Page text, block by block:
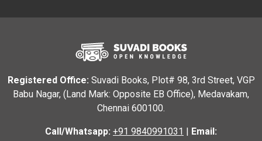
Registered Office: Suvadi Books, Plot# 98, 3rd Street, VGP
Babu Nagar, (Land Mark: Opposite EB Office), Medavakam,
Chennai 600100.
Call/Whatsapp: +91 9840991031 | Email: